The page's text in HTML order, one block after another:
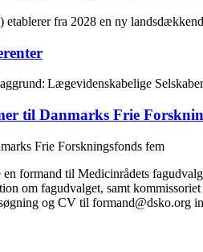
fra 2028 en ny
Lægevidenskabelige
til Danmarks Frie
Frie Forskningsfonds fem
formand til Medicinrådets
om fagudvalget, samt kommissoriet
og CV til formand@dsko.org